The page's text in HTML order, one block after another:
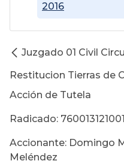
2016
Juzgado 01 Civil
Restitucion Tierras de
Acción de Tutela
Radicado:
Accionante: Domingo
Meléndez